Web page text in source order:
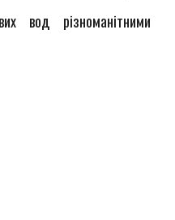
вод різноманітними